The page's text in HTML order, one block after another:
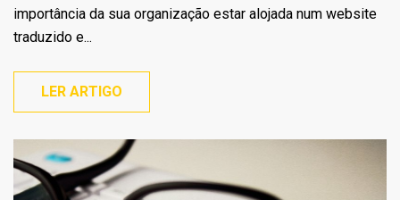
importância da sua organização estar alojada num website
traduzido e...
LER ARTIGO